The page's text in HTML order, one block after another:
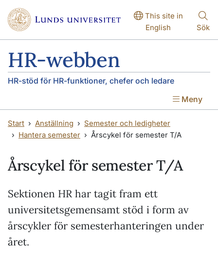
Hoppa till huvudinnehåll
Hoppa till huvudinnehåll
This site in
English
Sök
HR-webben
HR-stöd för HR-funktioner, chefer och ledare
Meny
Start Anställning
Semester och ledigheter
Hantera semester
Årscykel för semester T/A
Årscykel för semester T/A
Sektionen HR har tagit fram ett
universitetsgemensamt stöd i form av
årscykler för semesterhanteringen under
året.